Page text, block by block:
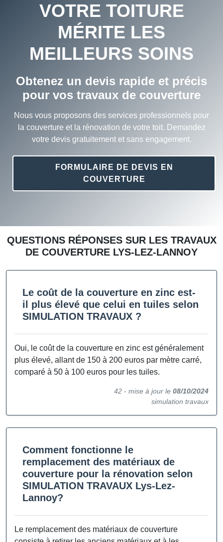
VOTRE TOITURE
MÉRITE LES
MEILLEURS SOINS
Obtenez un devis rapide et précis
pour vos travaux de couverture
Nous vous proposons des services professionnels pour
la couverture et la rénovation de votre toit. Demandez
votre devis gratuitement et sans engagement.
FORMULAIRE DE DEVIS EN
COUVERTURE
QUESTIONS RÉPONSES SUR LES TRAVAUX
DE COUVERTURE LYS-LEZ-LANNOY
Le coût de la couverture en zinc est-
il plus élevé que celui en tuiles selon
SIMULATION TRAVAUX ?
Oui, le coût de la couverture en zinc est généralement
plus élevé, allant de 150 à 200 euros par mètre carré,
comparé à 50 à 100 euros pour les tuiles.
42 - mise à jour le 08/10/2024
simulation travaux
Comment fonctionne le
remplacement des matériaux de
couverture pour la rénovation selon
SIMULATION TRAVAUX Lys-Lez-
Lannoy?
Le remplacement des matériaux de couverture